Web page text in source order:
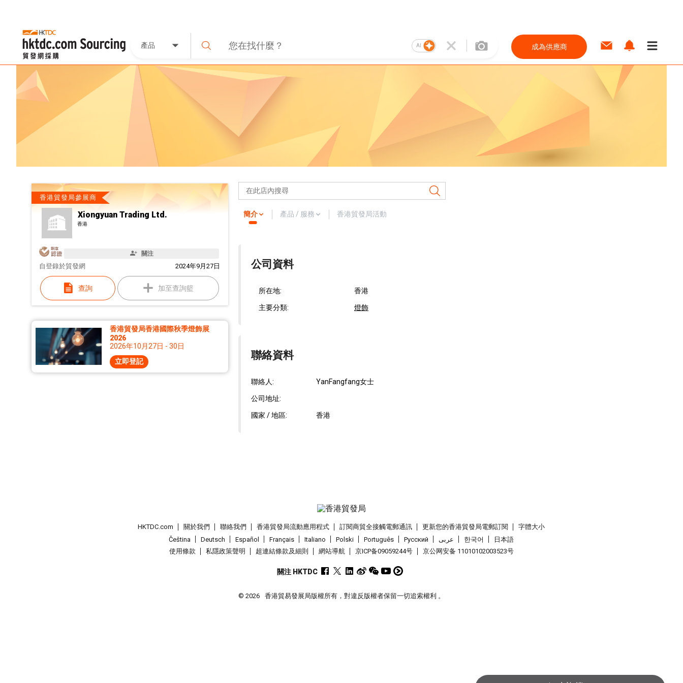
產品 AI 成為供應商
香港貿發局參展商
Xiongyuan Trading Ltd.
香港
關注
自 2024年9月27日
登錄於貿發網
查詢 加至查詢籃
香港貿發局香港國際秋季燈飾展
2026
2026年10月27日 - 30日
立即登記
簡介 產品 / 服務 香港貿發局活動
公司資料
所在地: 香港
主要分類: 燈飾
聯絡資料
聯絡人: YanFangfang女士
公司地址:
國家 / 地區: 香港
HKTDC.com 關於我們 聯絡我們 香港貿發局流動應用程式 訂閱商貿全接觸電郵通訊 更新您的香港貿發局電郵訂閱
字體大小
Čeština
Deutsch Español Français Italiano Polski Português Pусский عربى 한국어
日本語
使用條款
私隱政策聲明 超連結條款及細則 網站導航 京ICP备09059244号 京公网安备 11010102003523号
關注 HKTDC
© 2026 香港貿易發展局版權所有，對違反版權者保留一切追索權利 。